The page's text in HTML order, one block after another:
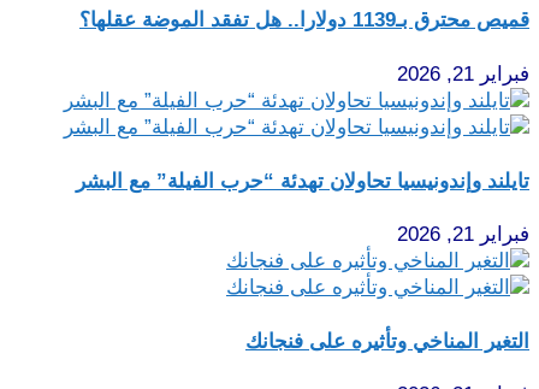
قميص محترق بـ1139 دولارا.. هل تفقد الموضة عقلها؟
فبراير 21, 2026
تايلند وإندونيسيا تحاولان تهدئة “حرب الفيلة” مع البشر
فبراير 21, 2026
التغير المناخي وتأثيره على فنجانك